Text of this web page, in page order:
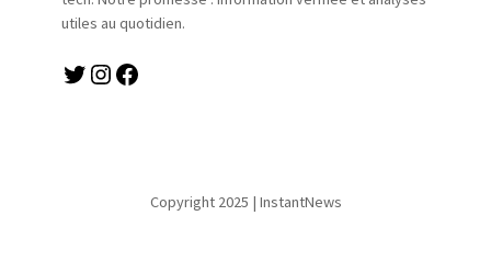
utiles au quotidien.
Twitter Instagram Facebook
Copyright 2025 | InstantNews